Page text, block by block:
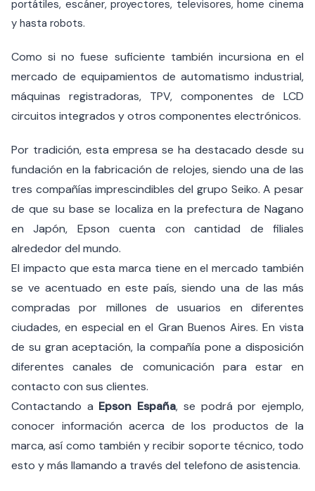
portátiles, escáner, proyectores, televisores, home cinema
y hasta robots.
Como si no fuese suficiente también incursiona en el
mercado de equipamientos de automatismo industrial,
máquinas registradoras, TPV, componentes de LCD
circuitos integrados y otros componentes electrónicos.
Por tradición, esta empresa se ha destacado desde su
fundación en la fabricación de relojes, siendo una de las
tres compañías imprescindibles del grupo Seiko. A pesar
de que su base se localiza en la prefectura de Nagano
en Japón, Epson cuenta con cantidad de filiales
alrededor del mundo.
El impacto que esta marca tiene en el mercado también
se ve acentuado en este país, siendo una de las más
compradas por millones de usuarios en diferentes
ciudades, en especial en el Gran Buenos Aires. En vista
de su gran aceptación, la compañía pone a disposición
diferentes canales de comunicación para estar en
contacto con sus clientes.
Contactando a Epson España, se podrá por ejemplo,
conocer información acerca de los productos de la
marca, así como también y recibir soporte técnico, todo
esto y más llamando a través del telefono de asistencia.